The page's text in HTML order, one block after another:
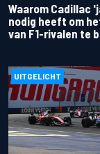
Waarom Cadillac
nodig heeft om
van F1-rivalen te
UITGELICHT